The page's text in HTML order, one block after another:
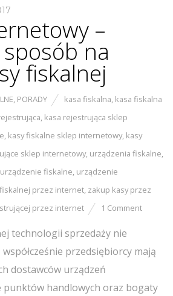
–
na
fiskalnej
, PORADY kasa fiskalna, kasa fiskalna
, kasa rejestrująca sklep
, kasy fiskalne sklep internetowy, kasy
sklep internetowy, urządzenia fiskalne,
urządzenie fiskalne, urządzenie
przez internet, zakup kasy przez
przez internet 1 Comment
technologii sprzedaży nie
przedsiębiorcy mają
dostawców urządzeń
punktów handlowych oraz bogaty